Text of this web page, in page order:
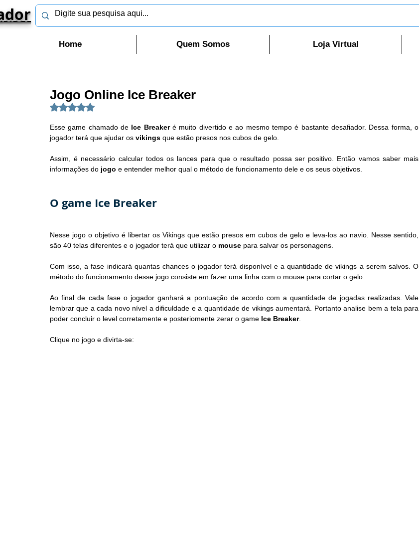
Home Quem Somos Loja Virtual
Jogo Online Ice Breaker
Avaliado com NaN de 5 estrelas.
Esse game chamado de Ice Breaker é muito divertido e ao mesmo tempo é bastante desafiador. Dessa forma, o
jogador terá que ajudar os vikings que estão presos nos cubos de gelo.
Assim, é necessário calcular todos os lances para que o resultado possa ser positivo. Então vamos saber mais
informações do jogo e entender melhor qual o método de funcionamento dele e os seus objetivos.
O game Ice Breaker
Nesse jogo o objetivo é libertar os Vikings que estão presos em cubos de gelo e leva-los ao navio. Nesse sentido,
são 40 telas diferentes e o jogador terá que utilizar o mouse para salvar os personagens.
Com isso, a fase indicará quantas chances o jogador terá disponível e a quantidade de vikings a serem salvos. O
método do funcionamento desse jogo consiste em fazer uma linha com o mouse para cortar o gelo.
Ao final de cada fase o jogador ganhará a pontuação de acordo com a quantidade de jogadas realizadas. Vale
lembrar que a cada novo nível a dificuldade e a quantidade de vikings aumentará. Portanto analise bem a tela para
poder concluir o level corretamente e posteriomente zerar o game Ice Breaker.
Clique no jogo e divirta-se: